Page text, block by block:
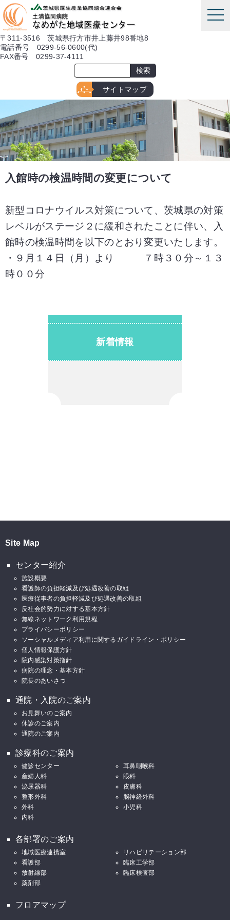
本文へ
〒311-3516 茨城県行方市井上藤井98番地8
電話番号 0299-56-0600(代)
FAX番号 0299-37-4111
サイトマップ
入館時の検温時間の変更について
新型コロナウイルス対策について、茨城県の対策
レベルがステージ２に緩和されたことに伴い、入
館時の検温時間を以下のとおり変更いたします。
・９月１４日（月）より ７時３０分～１３
時００分
新着情報
Site Map
センター紹介
施設概要
看護師の負担軽減及び処遇改善の取組
医療従事者の負担軽減及び処遇改善の取組
反社会的勢力に対する基本方針
無線ネットワーク利用規程
プライバシーポリシー
ソーシャルメディア利用に関するガイドライン・ポリシー
個人情報保護方針
院内感染対策指針
病院の理念・基本方針
院長のあいさつ
通院・入院のご案内
お見舞いのご案内
休診のご案内
通院のご案内
診療科のご案内
健診センター
耳鼻咽喉科
産婦人科
眼科
泌尿器科
皮膚科
整形外科
脳神経外科
外科
小児科
内科
各部署のご案内
地域医療連携室
リハビリテーション部
看護部
臨床工学部
放射線部
臨床検査部
薬剤部
フロアマップ